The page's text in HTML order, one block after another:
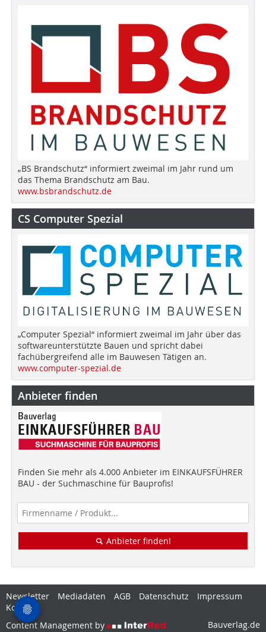
„BS Brandschutz“ informiert zweimal im Jahr rund um
das Thema Brandschutz am Bau.
www.bsbrandschutz.de
CS Computer Spezial
„Computer Spezial“ informiert zweimal im Jahr über das
softwareunterstützte Bauen und spricht dabei
fachübergreifend alle im Bauwesen Tätigen an.
www.computer-spezial.de
Anbieter finden
Finden Sie mehr als 4.000 Anbieter im EINKAUFSFÜHRER
BAU - der Suchmaschine für Bauprofis!
Anbieter finden!
Newsletter Mediadaten AGB Datenschutz
Impressum
Kontakt
Content Management by
Bauverlag.de